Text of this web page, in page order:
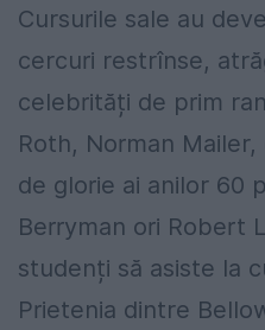
Cursurile sale au
cercuri restrînse,
celebrități de prim
Roth, Norman
de glorie ai anilor 60
Berryman ori Robert
studenți să asiste la
Prietenia dintre